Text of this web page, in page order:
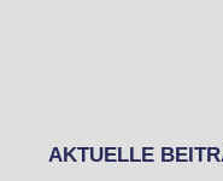
AKTUELLE